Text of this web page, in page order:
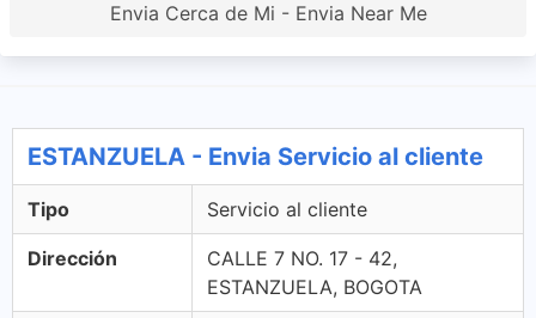
Envia Cerca de Mi - Envia Near Me
ESTANZUELA - Envia Servicio al cliente
Tipo Servicio al cliente
Dirección
CALLE 7 NO. 17 - 42,
ESTANZUELA, BOGOTA